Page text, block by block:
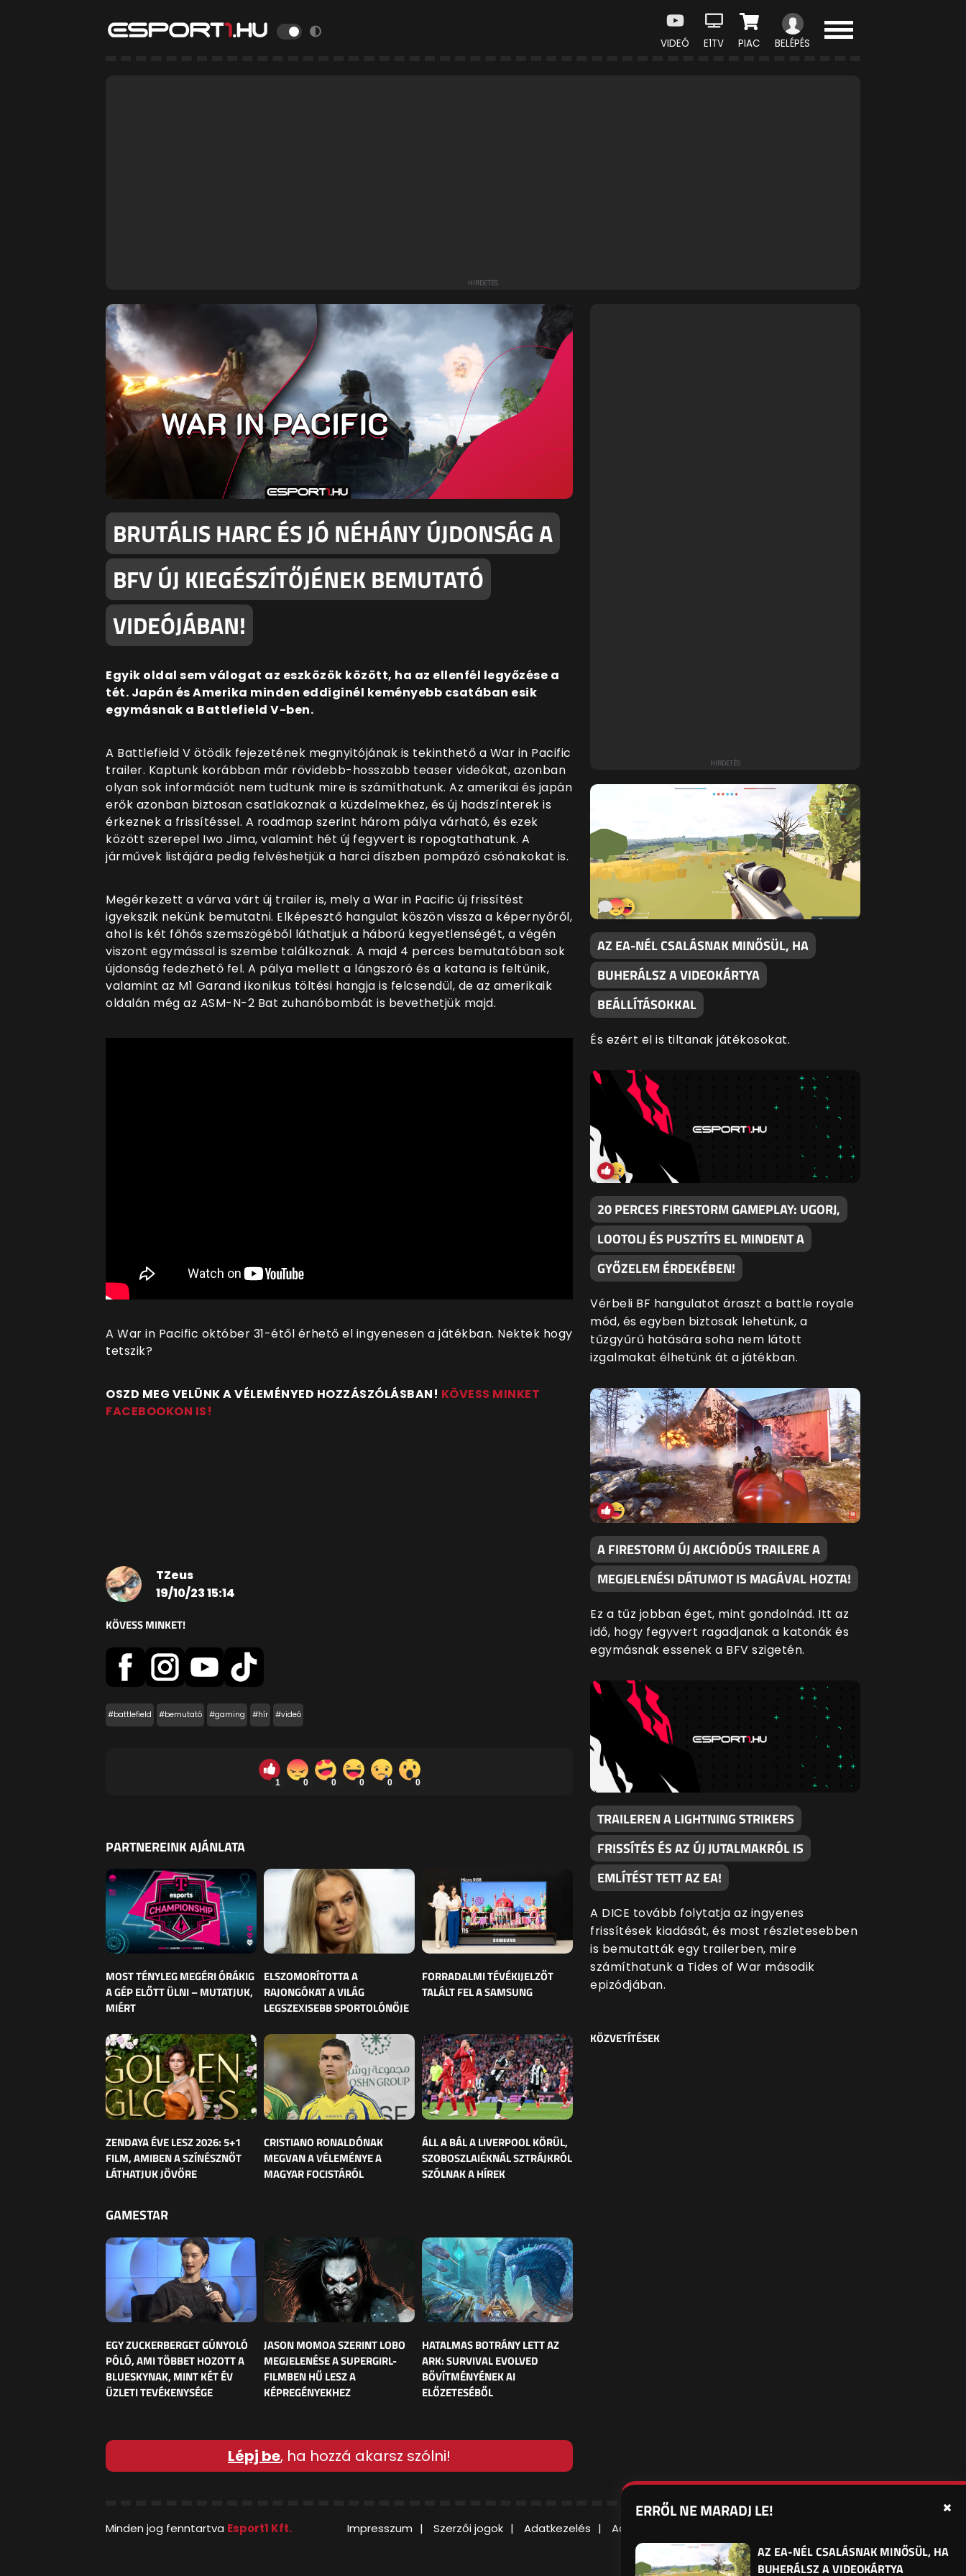
VIDEÓ E1TV PIAC BELÉPÉS
BRUTÁLIS HARC ÉS JÓ NÉHÁNY ÚJDONSÁG A
BFV ÚJ KIEGÉSZÍTŐJÉNEK BEMUTATÓ
VIDEÓJÁBAN!
Egyik oldal sem válogat az eszközök között, ha az ellenfél legyőzése a
tét. Japán és Amerika minden eddiginél keményebb csatában esik
egymásnak a Battlefield V-ben.
A Battlefield V ötödik fejezetének megnyitójának is tekinthető a War in Pacific
trailer. Kaptunk korábban már rövidebb-hosszabb teaser videókat, azonban
olyan sok információt nem tudtunk mire is számíthatunk. Az amerikai és japán
erők azonban biztosan csatlakoznak a küzdelmekhez, és új hadszínterek is
érkeznek a frissítéssel. A roadmap szerint három pálya várható, és ezek
között szerepel Iwo Jima, valamint hét új fegyvert is ropogtathatunk. A
járművek listájára pedig felvéshetjük a harci díszben pompázó csónakokat is.
Megérkezett a várva várt új trailer is, mely a War in Pacific új frissítést
igyekszik nekünk bemutatni. Elképesztő hangulat köszön vissza a képernyőről,
ahol is két főhős szemszögéből láthatjuk a háború kegyetlenségét, a végén
viszont egymással is szembe találkoznak. A majd 4 perces bemutatóban sok
újdonság fedezhető fel. A pálya mellett a lángszoró és a katana is feltűnik,
valamint az M1 Garand ikonikus töltési hangja is felcsendül, de az amerikaik
oldalán még az ASM-N-2 Bat zuhanóbombát is bevethetjük majd.
A War in Pacific október 31-étől érhető el ingyenesen a játékban. Nektek hogy
tetszik?
OSZD MEG VELÜNK A VÉLEMÉNYED HOZZÁSZÓLÁSBAN! KÖVESS MINKET
FACEBOOKON IS!
TZeus
19/10/23 15:14
KÖVESS MINKET!
#battlefield #bemutató #gaming #hír #videó
1 0 0 0 0 0
PARTNEREINK AJÁNLATA
MOST TÉNYLEG MEGÉRI ÓRÁKIG
A GÉP ELŐTT ÜLNI – MUTATJUK,
MIÉRT
ELSZOMORÍTOTTA A
RAJONGÓKAT A VILÁG
LEGSZEXISEBB SPORTOLÓNŐJE
FORRADALMI TÉVÉKIJELZŐT
TALÁLT FEL A SAMSUNG
ZENDAYA ÉVE LESZ 2026: 5+1
FILM, AMIBEN A SZÍNÉSZNŐT
LÁTHATJUK JÖVŐRE
CRISTIANO RONALDÓNAK
MEGVAN A VÉLEMÉNYE A
MAGYAR FOCISTÁRÓL
ÁLL A BÁL A LIVERPOOL KÖRÜL,
SZOBOSZLAIÉKNÁL SZTRÁJKRÓL
SZÓLNAK A HÍREK
GAMESTAR
EGY ZUCKERBERGET GÚNYOLÓ
PÓLÓ, AMI TÖBBET HOZOTT A
BLUESKYNAK, MINT KÉT ÉV
ÜZLETI TEVÉKENYSÉGE
JASON MOMOA SZERINT LOBO
MEGJELENÉSE A SUPERGIRL-
FILMBEN HŰ LESZ A
KÉPREGÉNYEKHEZ
HATALMAS BOTRÁNY LETT AZ
ARK: SURVIVAL EVOLVED
BŐVÍTMÉNYÉNEK AI
ELŐZETESÉBŐL
Lépj be, ha hozzá akarsz szólni!
AZ EA-NÉL CSALÁSNAK MINŐSÜL, HA
BUHERÁLSZ A VIDEOKÁRTYA
BEÁLLÍTÁSOKKAL
És ezért el is tiltanak játékosokat.
20 PERCES FIRESTORM GAMEPLAY: UGORJ,
LOOTOLJ ÉS PUSZTÍTS EL MINDENT A
GYŐZELEM ÉRDEKÉBEN!
Vérbeli BF hangulatot áraszt a battle royale
mód, és egyben biztosak lehetünk, a
tűzgyűrű hatására soha nem látott
izgalmakat élhetünk át a játékban.
A FIRESTORM ÚJ AKCIÓDÚS TRAILERE A
MEGJELENÉSI DÁTUMOT IS MAGÁVAL HOZTA!
Ez a tűz jobban éget, mint gondolnád. Itt az
idő, hogy fegyvert ragadjanak a katonák és
egymásnak essenek a BFV szigetén.
TRAILEREN A LIGHTNING STRIKERS
FRISSÍTÉS ÉS AZ ÚJ JUTALMAKRÓL IS
EMLÍTÉST TETT AZ EA!
A DICE tovább folytatja az ingyenes
frissítések kiadását, és most részletesebben
is bemutatták egy trailerben, mire
számíthatunk a Tides of War második
epizódjában.
KÖZVETÍTÉSEK
Minden jog fenntartva Esport1 Kft. Impresszum Szerzői jogok Adatkezelés Adatvédelmi beállítások
Felhasználási Feltételek
ERRŐL NE MARADJ LE!
AZ EA-NÉL CSALÁSNAK MINŐSÜL, HA
BUHERÁLSZ A VIDEOKÁRTYA